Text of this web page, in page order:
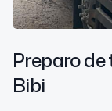
Preparo
Bibi